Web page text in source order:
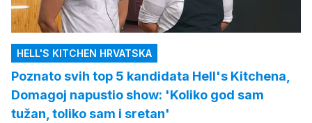
HELL'S KITCHEN HRVATSKA
Poznato svih top 5 kandidata Hell's Kitchena,
Domagoj napustio show: 'Koliko god sam
tužan, toliko sam i sretan'